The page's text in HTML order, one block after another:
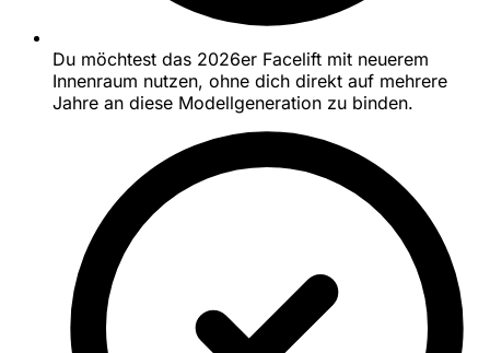
Du möchtest das 2026er Facelift mit neuerem
Innenraum nutzen, ohne dich direkt auf mehrere
Jahre an diese Modellgeneration zu binden.